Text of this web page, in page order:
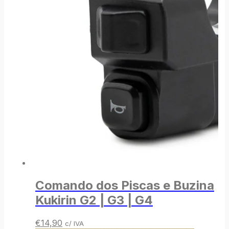
Comando dos Piscas e Buzina
Kukirin G2 | G3 | G4
O
€14,90Oc/ IVA